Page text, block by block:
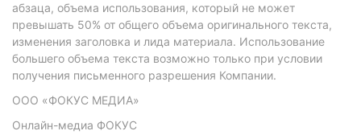
абзаца, объема использования, который не может
превышать 50% от общего объема оригинального текста,
изменения заголовка и лида материала. Использование
большего объема текста возможно только при условии
получения письменного разрешения Компании.
ООО «ФОКУС МЕДИА»
Онлайн-медиа ФОКУС